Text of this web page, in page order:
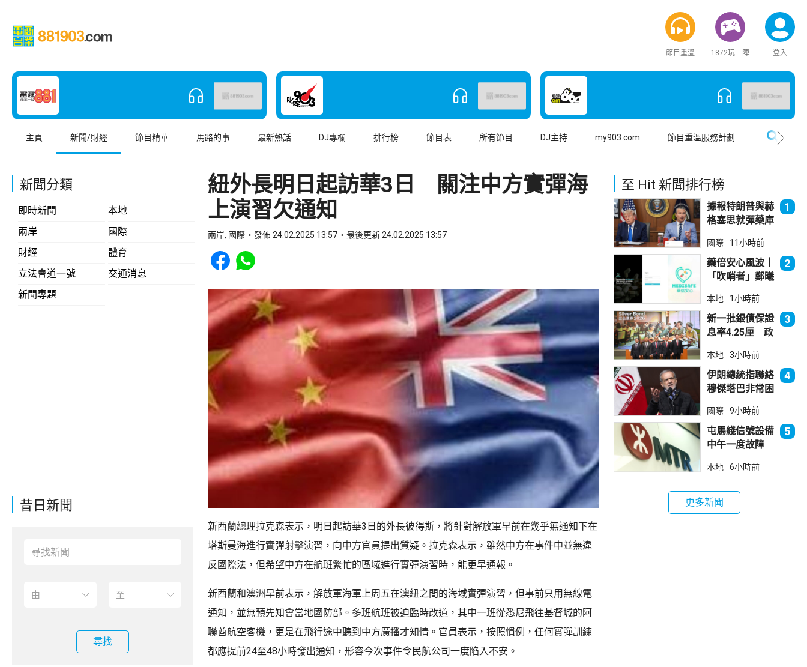
節目重溫 1872玩一陣 登入
主頁 新聞/財經 節目精華 馬路的事 最新熱話 DJ專欄 排行榜 節目表 所有節目 DJ主持 my903.com 節目重溫服務計劃
新聞分類
即時新聞
本地
兩岸
國際
財經
體育
立法會道一號
交通消息
新聞專題
昔日新聞
尋找
紐外長明日起訪華3日 關注中方實彈海
上演習欠通知
兩岸, 國際 發佈 24.02.2025 13:57 最後更新 24.02.2025 13:57
Share to Facebook
Share to WhatsApp
新西蘭總理拉克森表示，明日起訪華3日的外長彼得斯，將針對解放軍早前在幾乎無通知下在
塔斯曼海進行實彈射擊演習，向中方官員提出質疑。拉克森表示，雖然中方在事件中並無違
反國際法，但希望中方在航班繁忙的區域進行實彈演習時，能更早通報。
新西蘭和澳洲早前表示，解放軍海軍上周五在澳紐之間的海域實彈演習，但事前只用無線電
通知，並無預先知會當地國防部。多班航班被迫臨時改道，其中一班從悉尼飛往基督城的阿
聯酋航空客機，更是在飛行途中聽到中方廣播才知情。官員表示，按照慣例，任何實彈訓練
都應提前24至48小時發出通知，形容今次事件令民航公司一度陷入不安。
至 Hit 新聞排行榜
據報特朗普與赫
格塞思就彈藥庫
1
國際 11小時前
藥倍安心風波｜
「吹哨者」鄭曦
進行刑事調查
2
本地 1小時前
新一批銀債保證
息率4.25厘 政
吸引力
3
本地 3小時前
伊朗總統指聯絡
穆傑塔巴非常困
製造分裂
4
國際 9小時前
屯馬綫信號設備
中午一度故障
時恢復
5
本地 6小時前
更多新聞